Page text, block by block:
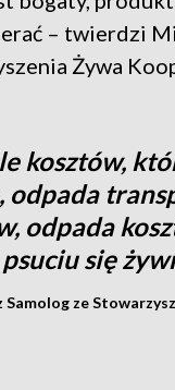
– twierdzi
Żywa
kosztów,
odpada
odpada
się
ze